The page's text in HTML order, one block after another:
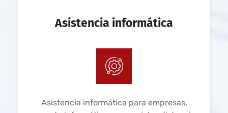
Asistencia informática
Asistencia informática para empresas,